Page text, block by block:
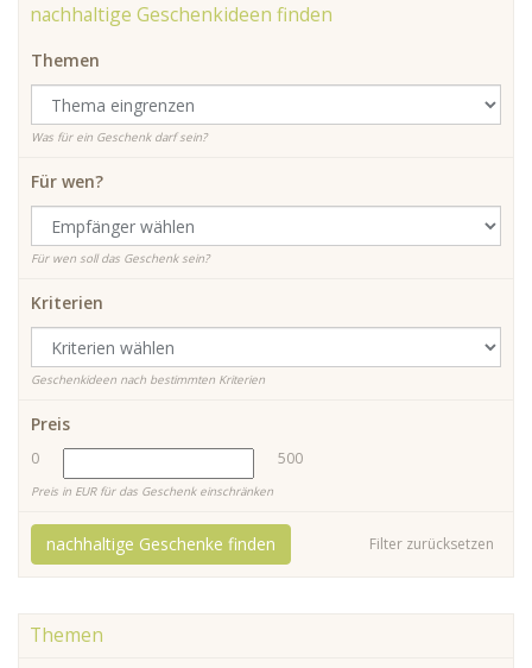
nachhaltige Geschenkideen finden
Themen
Was für ein Geschenk darf sein?
Für wen?
Für wen soll das Geschenk sein?
Kriterien
Geschenkideen nach bestimmten Kriterien
Preis
0 500
Preis in EUR für das Geschenk einschränken
Filter zurücksetzen
nachhaltige Geschenke finden
Themen